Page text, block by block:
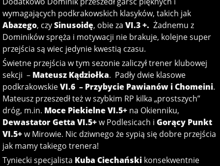
wymagających podkrakowskich klasyków, takich jak
Abazego, czySinusoidę, obie za VI.3 +. Żadnemu z
Dominików spręża i motywacji nie brakuje, kolejne super
przejścia są wiec jedynie kwestią czasu.
Świetne przejścia w tym sezonie zaliczył trener klubowej
sekcji – Mateusz Kądziołka. Padły dwie klasowe
podkrakowskieVI.6 – Przybycie Pawianów i Chomeini.
Mateusz przeszedł też w szybkim RP kilka „prostszych”
dróg, m.in. Moce Piekielne VI.5+ na Okienniku,
Dewastator Getta VI.5+w Podlesicach i Gorący Punkt
VI.5+w Mirowie. Nic dziwnego że sypią się dobre przejścia
jak mamy takiego trenera!
Tyniecki specjalista Kuba Ciechański konsekwentnie